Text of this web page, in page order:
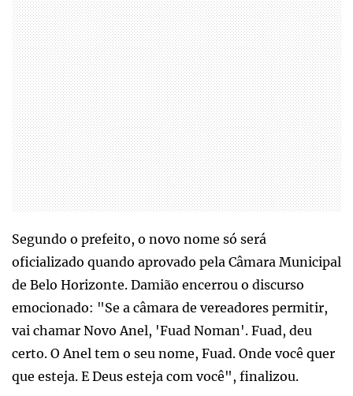
Segundo o prefeito, o novo nome só será
oficializado quando aprovado pela Câmara Municipal
de Belo Horizonte. Damião encerrou o discurso
emocionado: "Se a câmara de vereadores permitir,
vai chamar Novo Anel, 'Fuad Noman'. Fuad, deu
certo. O Anel tem o seu nome, Fuad. Onde você quer
que esteja. E Deus esteja com você", finalizou.